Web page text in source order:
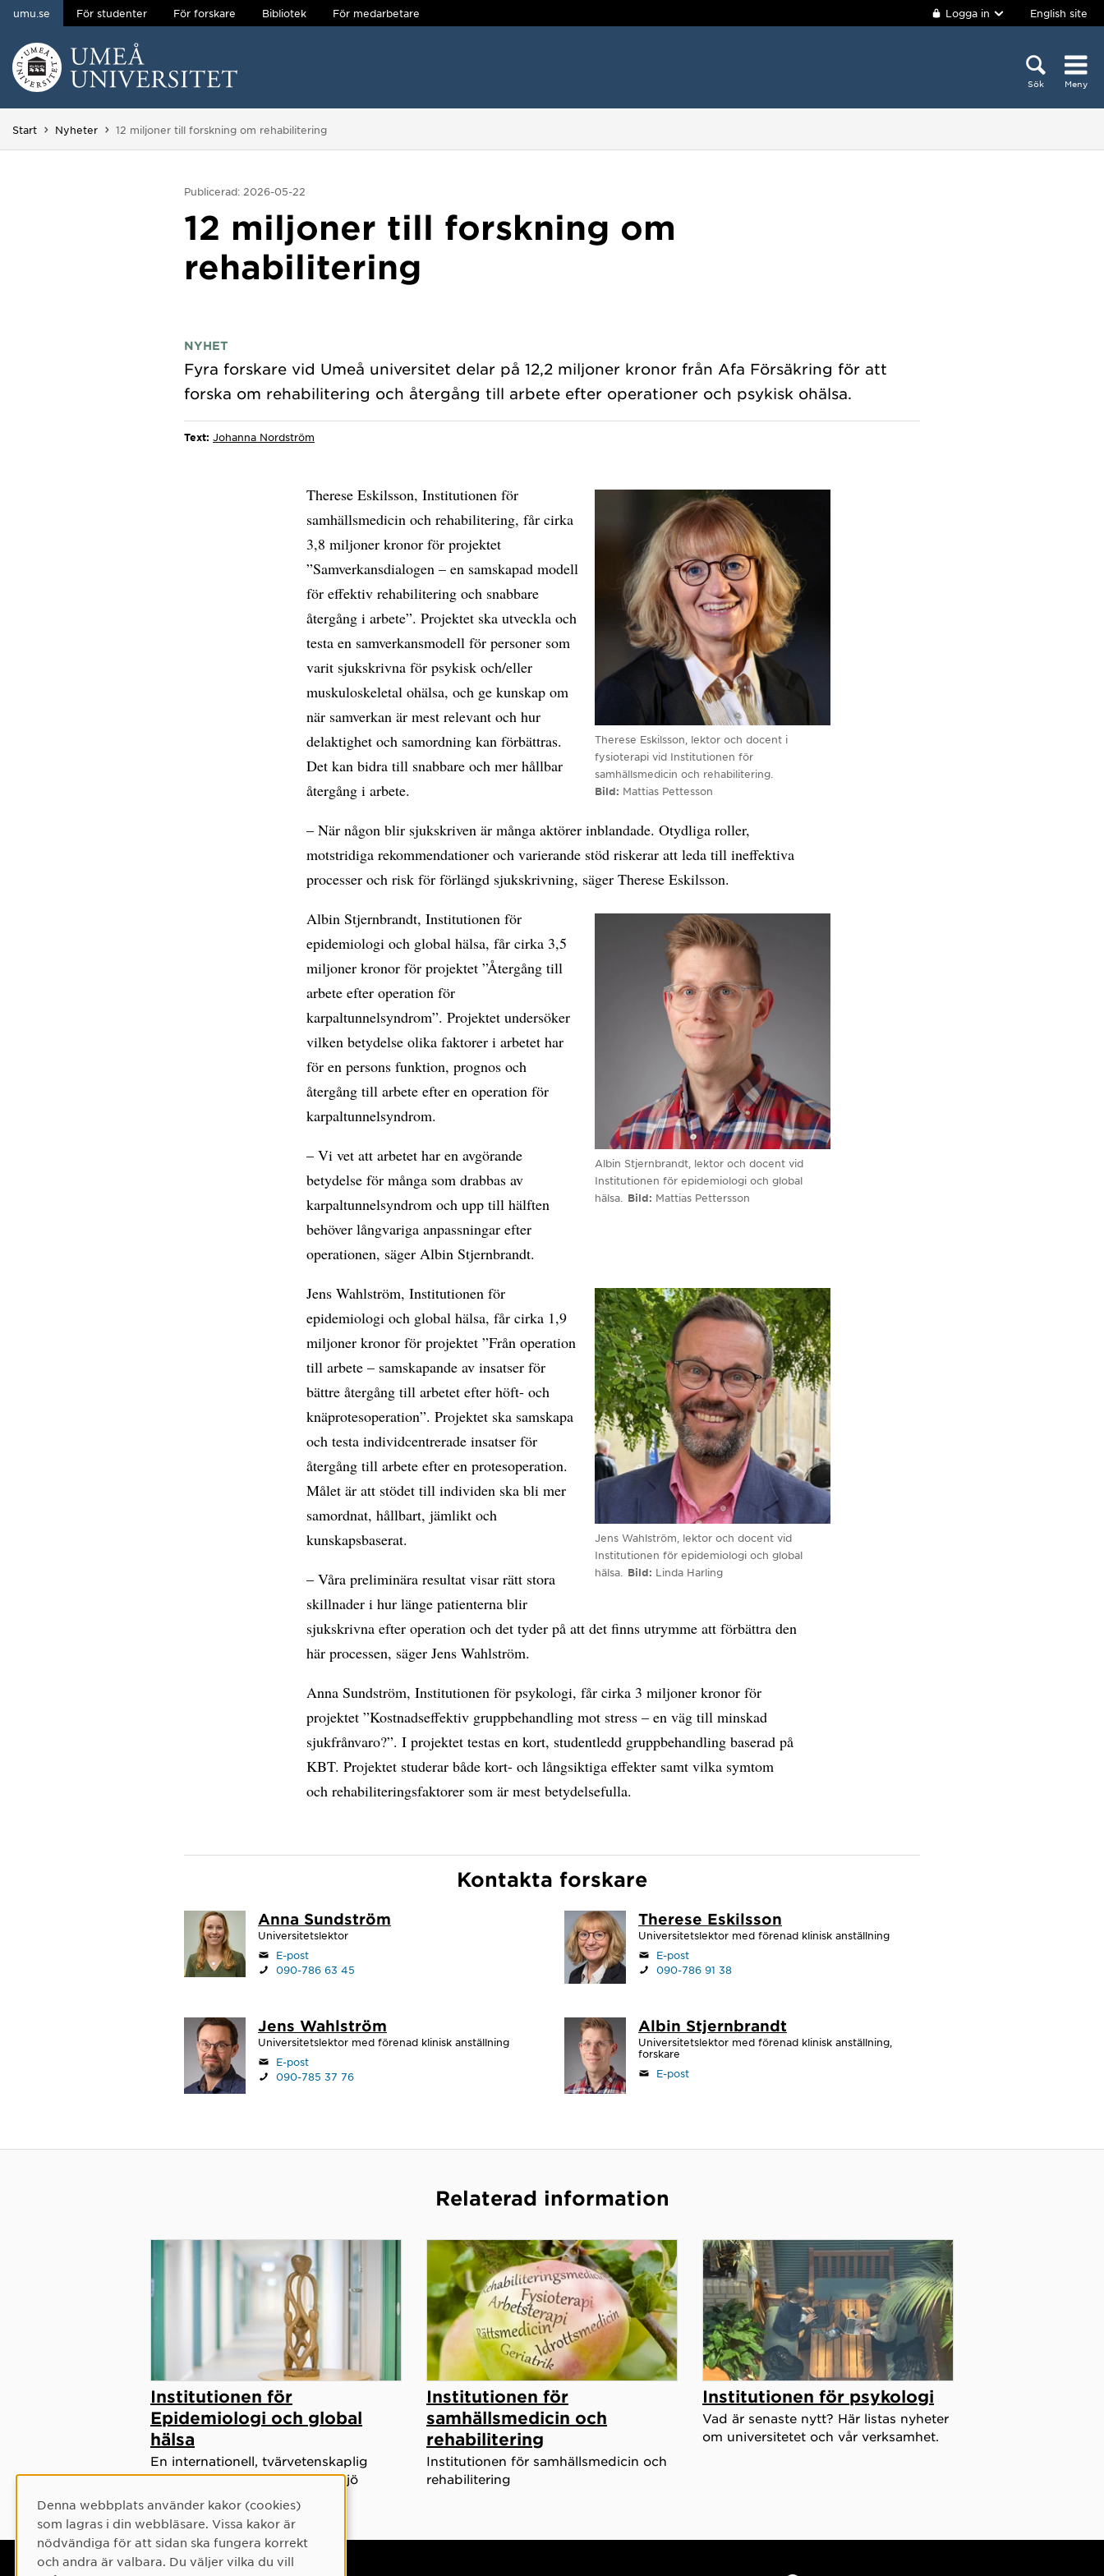
Hoppa direkt till innehållet
umu.se För studenter För forskare Bibliotek För medarbetare Logga in English site
Sök Meny
Start Nyheter Du är här:
12 miljoner till forskning om rehabilitering
Publicerad: 2026-05-22
12 miljoner till forskning om
rehabilitering
NYHET
Fyra forskare vid Umeå universitet delar på 12,2 miljoner kronor från Afa Försäkring för att
Text: Johanna Nordström
Therese Eskilsson, lektor och docent i
fysioterapi vid Institutionen för
samhällsmedicin och rehabilitering.
Bild
Mattias Pettesson
Therese Eskilsson, Institutionen för
samhällsmedicin och rehabilitering, får cirka
3,8 miljoner kronor för projektet
”Samverkansdialogen – en samskapad modell
för effektiv rehabilitering och snabbare
återgång i arbete”. Projektet ska utveckla och
testa en samverkansmodell för personer som
varit sjukskrivna för psykisk och/eller
muskuloskeletal ohälsa, och ge kunskap om
när samverkan är mest relevant och hur
delaktighet och samordning kan förbättras.
Det kan bidra till snabbare och mer hållbar
återgång i arbete.
– När någon blir sjukskriven är många aktörer inblandade. Otydliga roller,
motstridiga rekommendationer och varierande stöd riskerar att leda till ineffektiva
processer och risk för förlängd sjukskrivning, säger Therese Eskilsson.
Albin Stjernbrandt, lektor och docent vid
Institutionen för epidemiologi och global
hälsa.
Bild Mattias Pettersson
Albin Stjernbrandt, Institutionen för
epidemiologi och global hälsa, får cirka 3,5
miljoner kronor för projektet ”Återgång till
arbete efter operation för
karpaltunnelsyndrom”. Projektet undersöker
vilken betydelse olika faktorer i arbetet har
för en persons funktion, prognos och
återgång till arbete efter en operation för
karpaltunnelsyndrom.
– Vi vet att arbetet har en avgörande
betydelse för många som drabbas av
karpaltunnelsyndrom och upp till hälften
behöver långvariga anpassningar efter
operationen, säger Albin Stjernbrandt.
Jens Wahlström, lektor och docent vid
Institutionen för epidemiologi och global
hälsa.
Bild Linda Harling
Jens Wahlström, Institutionen för
epidemiologi och global hälsa, får cirka 1,9
miljoner kronor för projektet ”Från operation
till arbete – samskapande av insatser för
bättre återgång till arbetet efter höft- och
knäprotesoperation”. Projektet ska samskapa
och testa individcentrerade insatser för
återgång till arbete efter en protesoperation.
Målet är att stödet till individen ska bli mer
samordnat, hållbart, jämlikt och
kunskapsbaserat.
– Våra preliminära resultat visar rätt stora
skillnader i hur länge patienterna blir
sjukskrivna efter operation och det tyder på att det finns utrymme att förbättra den
här processen, säger Jens Wahlström.
Anna Sundström, Institutionen för psykologi, får cirka 3 miljoner kronor för
projektet ”Kostnadseffektiv gruppbehandling mot stress – en väg till minskad
sjukfrånvaro?”. I projektet testas en kort, studentledd gruppbehandling baserad på
KBT. Projektet studerar både kort- och långsiktiga effekter samt vilka symtom
och rehabiliteringsfaktorer som är mest betydelsefulla.
Kontakta forskare
Anna Sundström
Universitetslektor
E-post
090-786 63 45
Therese Eskilsson
Universitetslektor med förenad klinisk anställning
E-post
090-786 91 38
Jens Wahlström
Universitetslektor med förenad klinisk anställning
E-post
090-785 37 76
Albin Stjernbrandt
Universitetslektor med förenad klinisk anställning,
forskare
E-post
Relaterad information
Institutionen för
Epidemiologi och global
hälsa
En internationell, tvärvetenskaplig
forsknings- och utbildningsmiljö
Institutionen för
samhällsmedicin och
rehabilitering
Institutionen för samhällsmedicin och
rehabilitering
Institutionen för psykologi
Vad är senaste nytt? Här listas nyheter
om universitetet och vår verksamhet.
Cookie-samtycke
Denna webbplats använder kakor (cookies)
som lagras i din webbläsare. Vissa kakor är
nödvändiga för att sidan ska fungera korrekt
och andra är valbara. Du väljer vilka du vill